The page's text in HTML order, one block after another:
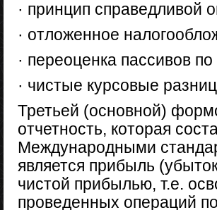
· принцип справедливой
· отложенное
· переоценка пассивов
· чистые курсовые
Третьей (основной)
отчетность, которая
Международными
является прибыль
чистой прибылью, т.е.
проведенных операций